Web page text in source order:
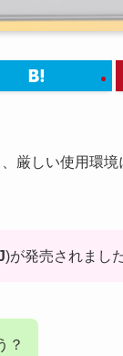
厳しい使用環
)が発売されました
？